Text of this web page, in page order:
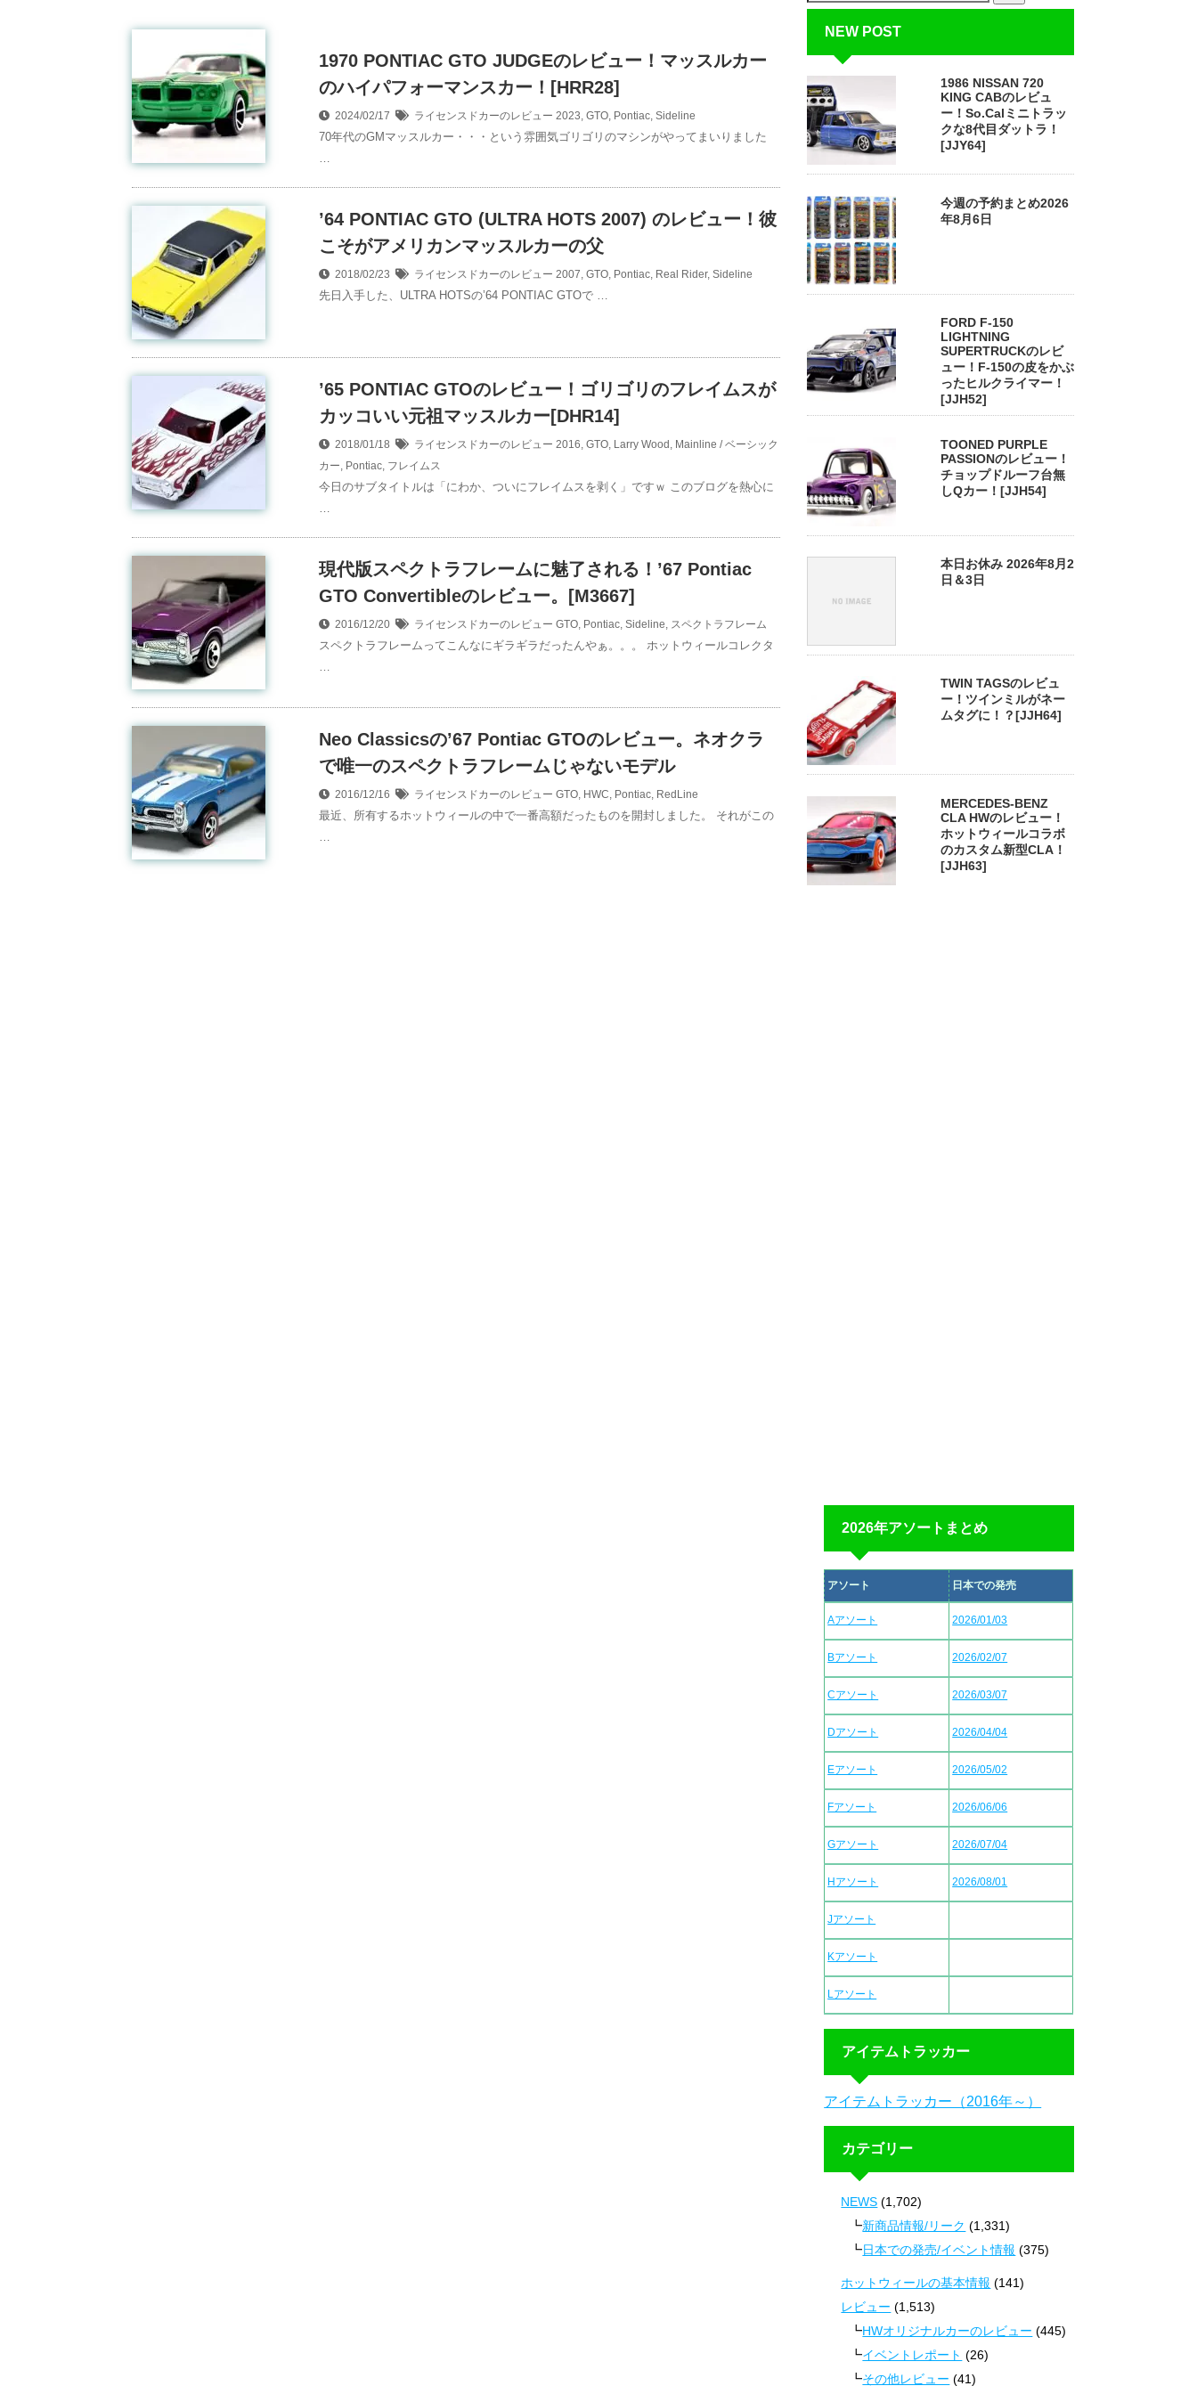
1970 PONTIAC GTO JUDGEのレビュー！マッスルカー
のハイパフォーマンスカー！[HRR28]
2024/02/17 ライセンスドカーのレビュー 2023, GTO, Pontiac, Sideline
70年代のGMマッスルカー・・・という雰囲気ゴリゴリのマシンがやってまいりました
’64 PONTIAC GTO (ULTRA HOTS 2007) のレビュー！彼
こそがアメリカンマッスルカーの父
2018/02/23 ライセンスドカーのレビュー 2007, GTO, Pontiac, Real Rider, Sideline
先日入手した、ULTRA HOTSの’64 PONTIAC GTOで …
’65 PONTIAC GTOのレビュー！ゴリゴリのフレイムスが
カッコいい元祖マッスルカー[DHR14]
2018/01/18 ライセンスドカーのレビュー 2016, GTO, Larry Wood , Mainline / ベーシック
カー, Pontiac, フレイムス
今日のサブタイトルは「にわか、ついにフレイムスを剥く」ですｗ このブログを熱心に
現代版スペクトラフレームに魅了される！’67 Pontiac
GTO Convertibleのレビュー。[M3667]
2016/12/20 ライセンスドカーのレビュー GTO, Pontiac, Sideline, スペクトラフレーム
スペクトラフレームってこんなにギラギラだったんやぁ。。。 ホットウィールコレクタ
Neo Classicsの’67 Pontiac GTOのレビュー。ネオクラ
で唯一のスペクトラフレームじゃないモデル
2016/12/16 ライセンスドカーのレビュー GTO, HWC, Pontiac, RedLine
最近、所有するホットウィールの中で一番高額だったものを開封しました。 それがこの
NEW POST
1986 NISSAN 720
KING CABのレビュ
ー！So.Calミニトラッ
クな8代目ダットラ！
[JJY64]
今週の予約まとめ2026
年8月6日
FORD F-150
LIGHTNING
SUPERTRUCKのレビ
ュー！F-150の皮をかぶ
ったヒルクライマー！
[JJH52]
TOONED PURPLE
PASSIONのレビュー！
チョップドルーフ台無
しQカー！[JJH54]
本日お休み 2026年8月2
日＆3日
TWIN TAGSのレビュ
ー！ツインミルがネー
ムタグに！？[JJH64]
MERCEDES-BENZ
CLA HWのレビュー！
ホットウィールコラボ
のカスタム新型CLA！
[JJH63]
2026年アソートまとめ
アソート 日本での発売
Aアソート 2026/01/03
Bアソート 2026/02/07
Cアソート 2026/03/07
Dアソート 2026/04/04
Eアソート 2026/05/02
Fアソート 2026/06/06
Gアソート 2026/07/04
Hアソート 2026/08/01
Jアソート
Kアソート
Lアソート
アイテムトラッカー
アイテムトラッカー（2016年～）
カテゴリー
NEWS (1,702)
新商品情報/リーク (1,331)
日本での発売/イベント情報 (375)
ホットウィールの基本情報 (141)
レビュー (1,513)
HWオリジナルカーのレビュー (445)
イベントレポート (26)
その他レビュー (41)